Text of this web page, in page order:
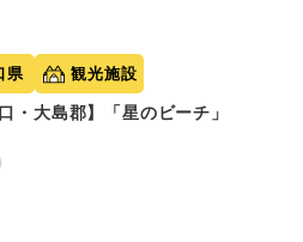
県 観光施設
口・大島郡】「星のビーチ」